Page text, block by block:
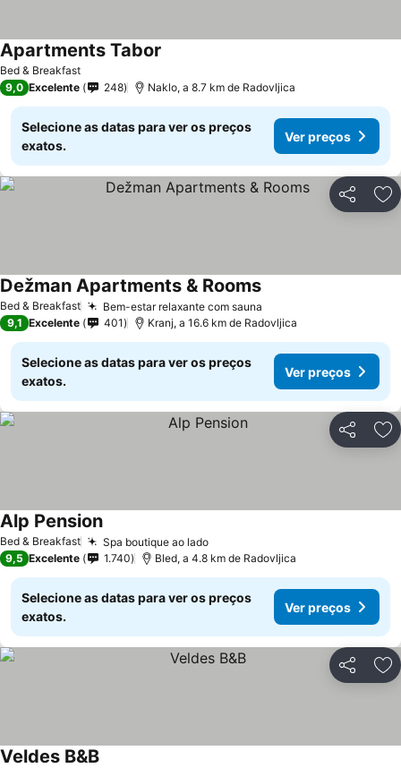
Bed & Breakfast
Apartments Tabor
9,0 Excelente 248 Naklo, a 8.7 km de Radovljica
Selecione as datas para ver os preços
exatos.
Ver preços
Partilhar
Bed & Breakfast Bem-estar relaxante com sauna
Dežman Apartments & Rooms
9,1 Excelente 401 Kranj, a 16.6 km de Radovljica
Selecione as datas para ver os preços
exatos.
Ver preços
Partilhar
Bed & Breakfast Spa boutique ao lado
Alp Pension
9,5 Excelente 1.740 Bled, a 4.8 km de Radovljica
Selecione as datas para ver os preços
exatos.
Ver preços
Partilhar
Veldes B&B